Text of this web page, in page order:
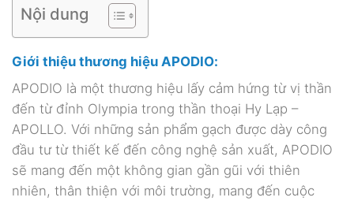
Nội dung
Giới thiệu thương hiệu APODIO:
APODIO là một thương hiệu lấy cảm hứng từ vị thần
đến từ đỉnh Olympia trong thần thoại Hy Lạp –
APOLLO. Với những sản phẩm gạch được dày công
đầu tư từ thiết kế đến công nghệ sản xuất, APODIO
sẽ mang đến một không gian gần gũi với thiên
nhiên, thân thiện với môi trường, mang đến cuộc